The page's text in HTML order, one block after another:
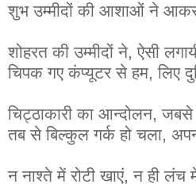
शुभ उम्मीदों की आशाओं ने आकर
शोहरत की उम्मीदों ने, ऐसी
चिपक गए कंप्यूटर से हम, लिए
चिट्ठाकारी का आन्दोलन,
तब से बिल्कुल गर्क हो चला,
न नाश्ते में रोटी खाएं, न ही लंच